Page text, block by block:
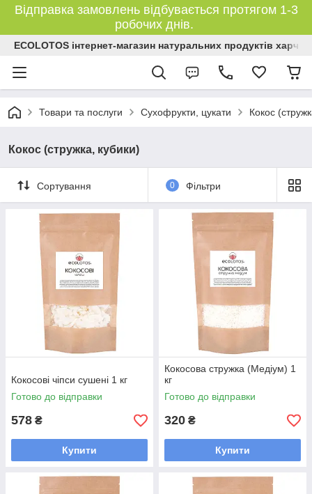
Відправка замовлень відбувається протягом 1-3
робочих днів.
ECOLOTOS інтернет-магазин натуральних продуктів
Товари та послуги Сухофрукти, цукати Кокос
Кокос (стружка, кубики)
Сортування 0 Фільтри
Кокосові чіпси сушені 1 кг
Готово до відправки
578 ₴
Купити
Кокосова стружка (Медіум) 1
кг
Готово до відправки
320 ₴
Купити